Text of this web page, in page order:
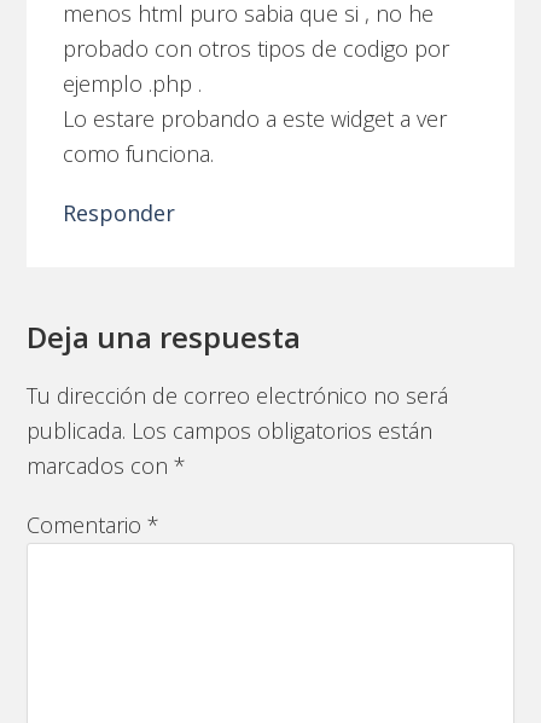
menos html puro sabia que si , no he
probado con otros tipos de codigo por
ejemplo .php .
Lo estare probando a este widget a ver
como funciona.
Responder
Deja una respuesta
Tu dirección de correo electrónico no será
publicada. Los campos obligatorios están
marcados con*
Comentario*